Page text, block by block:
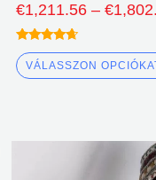
€1,211.56 – €
Névleges
4.50
ki 5
VÁLASSZON